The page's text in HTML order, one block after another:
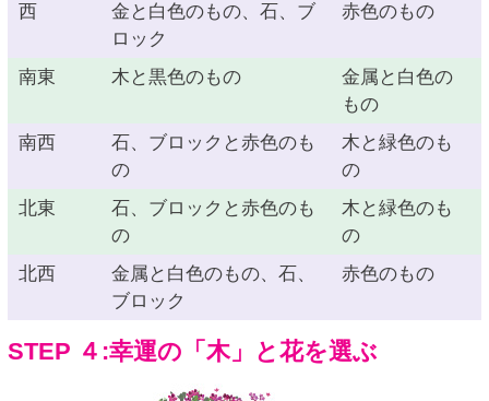
西
金と白色のもの、石、ブ
ロック
赤色のもの
南東 木と黒色のもの
金属と白色の
もの
南西
石、ブロックと赤色のも
の
木と緑色のも
の
北東
石、ブロックと赤色のも
の
木と緑色のも
の
北西
金属と白色のもの、石、
ブロック
赤色のもの
STEP ４:幸運の「木」と花を選ぶ